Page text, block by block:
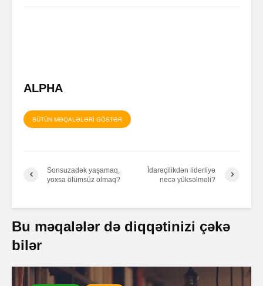
ALPHA
BÜTÜN MƏQALƏLƏRİ GÖSTƏR
Sonsuzadək yaşamaq,
yoxsa ölümsüz olmaq?
İdarəçilikdən liderliyə
necə yüksəlməli?
Bu məqalələr də diqqətinizi çəkə
bilər